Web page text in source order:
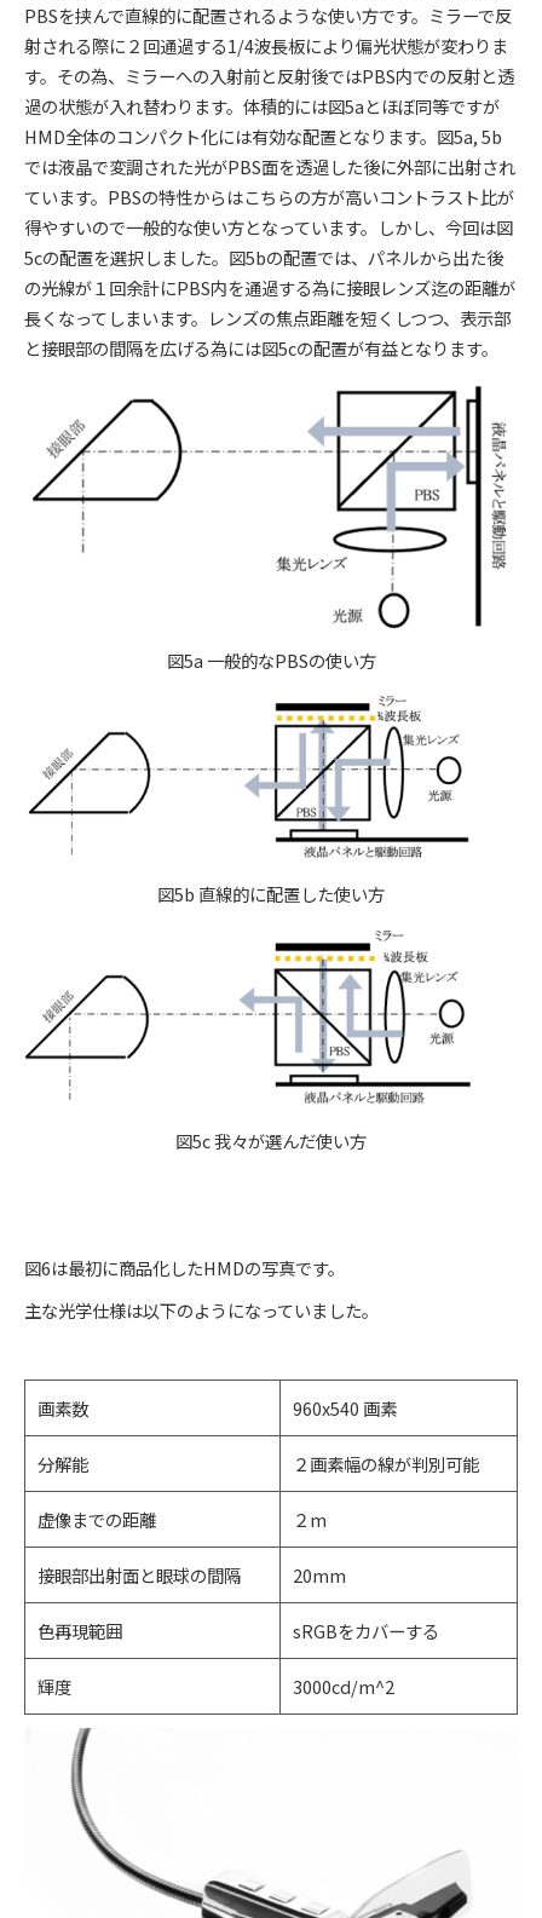
PBSを挟んで直線的に配置されるような使い方です。ミラーで反
射される際に２回通過する1/4波長板により偏光状態が変わりま
す。その為、ミラーへの入射前と反射後ではPBS内での反射と透
過の状態が入れ替わります。体積的には図5aとほぼ同等ですが
HMD全体のコンパクト化には有効な配置となります。図5a, 5b
では液晶で変調された光がPBS面を透過した後に外部に出射され
ています。PBSの特性からはこちらの方が高いコントラスト比が
得やすいので一般的な使い方となっています。しかし、今回は図
5cの配置を選択しました。図5bの配置では、パネルから出た後
の光線が１回余計にPBS内を通過する為に接眼レンズ迄の距離が
長くなってしまいます。レンズの焦点距離を短くしつつ、表示部
と接眼部の間隔を広げる為には図5cの配置が有益となります。
図5a 一般的なPBSの使い方
図5b 直線的に配置した使い方
図5c 我々が選んだ使い方
図6は最初に商品化したHMDの写真です。
主な光学仕様は以下のようになっていました。
画素数 960x540 画素
分解能 ２画素幅の線が判別可能
虚像までの距離 ２m
接眼部出射面と眼球の間隔 20mm
色再現範囲 sRGBをカバーする
輝度 3000cd/m^2